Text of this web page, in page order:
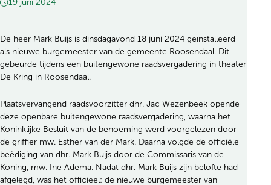
19 juni 2024
De heer Mark Buijs is dinsdagavond 18 juni 2024 geïnstalleerd
als nieuwe burgemeester van de gemeente Roosendaal. Dit
gebeurde tijdens een buitengewone raadsvergadering in theater
De Kring in Roosendaal.
Plaatsvervangend raadsvoorzitter dhr. Jac Wezenbeek opende
deze openbare buitengewone raadsvergadering, waarna het
Koninklijke Besluit van de benoeming werd voorgelezen door
de griffier mw. Esther van der Mark. Daarna volgde de officiële
beëdiging van dhr. Mark Buijs door de Commissaris van de
Koning, mw. Ine Adema. Nadat dhr. Mark Buijs zijn belofte had
afgelegd, was het officieel: de nieuwe burgemeester van